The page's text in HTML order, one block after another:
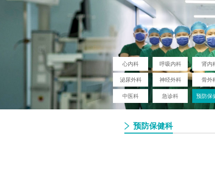
心内科 呼吸内科 肾内
泌尿外科 神经外科 骨外
中医科 急诊科 预防保
预防保健科